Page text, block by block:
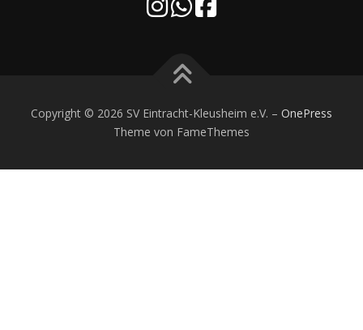
Copyright © 2026 SV Eintracht-Kleusheim e.V. – OnePress
Theme von FameThemes